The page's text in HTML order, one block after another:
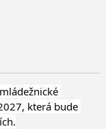
která bude